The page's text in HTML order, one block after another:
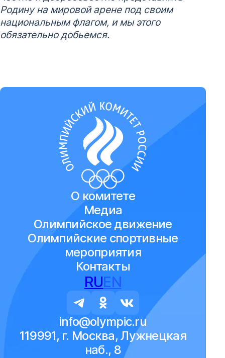
Родину на мировой арене под своим
национальным флагом, и мы этого
обязательно добьемся.
О комитете
Медиа
Олимпийское движение
Олимпийские спортивные
мероприятия
Контакты
RUEN
info@olympic.ru
119991, г. Москва, Лужнецкая
наб., 8